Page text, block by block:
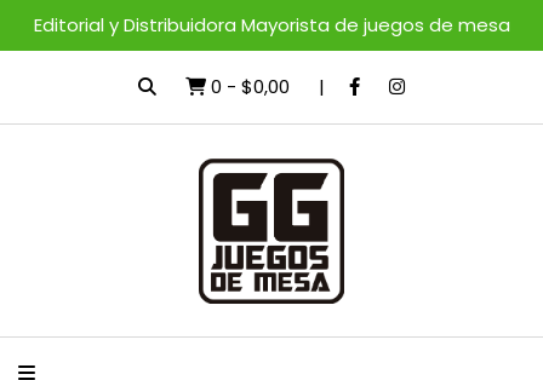
Editorial y Distribuidora Mayorista de juegos de mesa
0 - $0,00